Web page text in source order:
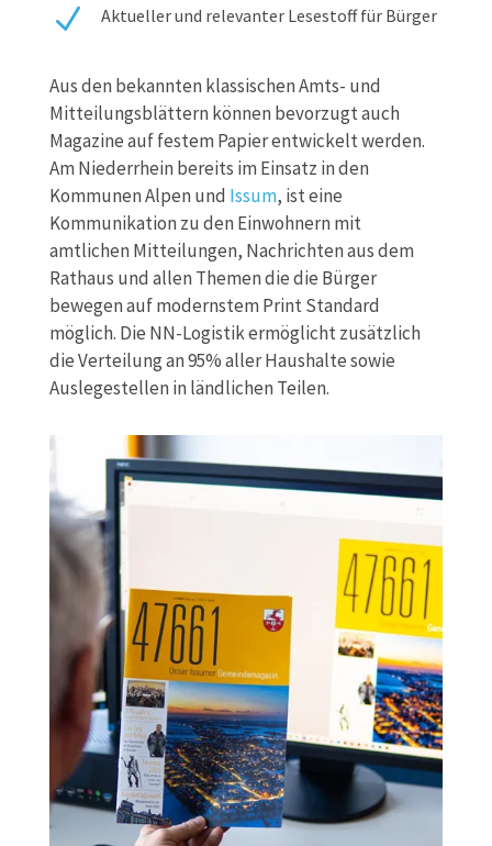
N Aktueller und relevanter Lesestoff für Bürger
Aus den bekannten klassischen Amts- und
Mitteilungsblättern können bevorzugt auch
Magazine auf festem Papier entwickelt werden.
Am Niederrhein bereits im Einsatz in den
Kommunen Alpen und Issum, ist eine
Kommunikation zu den Einwohnern mit
amtlichen Mitteilungen, Nachrichten aus dem
Rathaus und allen Themen die die Bürger
bewegen auf modernstem Print Standard
möglich. Die NN-Logistik ermöglicht zusätzlich
die Verteilung an 95% aller Haushalte sowie
Auslegestellen in ländlichen Teilen.